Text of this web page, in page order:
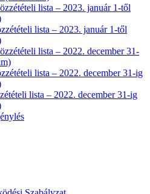
lista – 2023. január 1-től
lista – 2023. január 1-től
lista – 2022. december 31-
lista – 2022. december 31-ig
lista – 2022. december 31-ig